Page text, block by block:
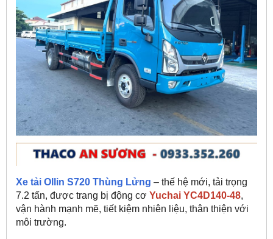
Xe tải Ollin S720 Thùng Lửng – thế hệ mới, tải trọng
7.2 tấn, được trang bị động cơ Yuchai YC4D140-48,
vận hành mạnh mẽ, tiết kiệm nhiên liệu, thân thiện với
môi trường.